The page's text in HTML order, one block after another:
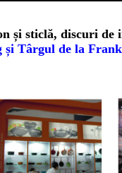
și sticlă, discuri
și Târgul de la